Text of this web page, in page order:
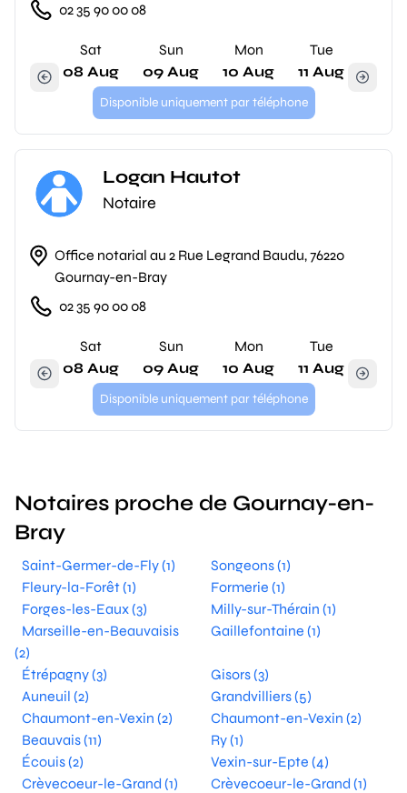
02 35 90 00 08
Sat
08 Aug
Sun
09 Aug
Mon
10 Aug
Tue
11 Aug
Disponible uniquement par téléphone
Logan Hautot
Notaire
Office notarial au 2 Rue Legrand Baudu, 76220
Gournay-en-Bray
02 35 90 00 08
Sat
08 Aug
Sun
09 Aug
Mon
10 Aug
Tue
11 Aug
Disponible uniquement par téléphone
Notaires proche de Gournay-en-
Bray
Saint-Germer-de-Fly (1)
Songeons (1)
Fleury-la-Forêt (1)
Formerie (1)
Forges-les-Eaux (3)
Milly-sur-Thérain (1)
Marseille-en-Beauvaisis
(2)
Gaillefontaine (1)
Étrépagny (3)
Gisors (3)
Auneuil (2)
Grandvilliers (5)
Chaumont-en-Vexin (2)
Chaumont-en-Vexin (2)
Beauvais (11)
Ry (1)
Écouis (2)
Vexin-sur-Epte (4)
Crèvecoeur-le-Grand (1)
Crèvecoeur-le-Grand (1)